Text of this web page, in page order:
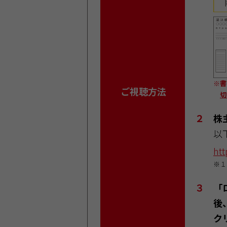
ご視聴方法
※書
２
株
以
※１
３
後
ク